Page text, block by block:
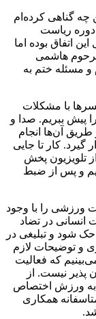
گناهی کرده‌ام
دوره ریاست
اتفاق بوده اما
هاشمی‌
مسئله ختم به
با مشکلات
پیش ببریم. صدا و
طریق آن‌ها انجام
گیرد. کار تا جایی
تلویزیون پخش
و پس از ضبط
ورزشی را با وجود
انسانی در تضاد
شود و تبلیغی در
و توضیحات لازم
که فعالیت
پذیر نیست. از
درآمدها را به ورزش اختصاص
همکاری